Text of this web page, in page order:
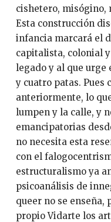
cishetero, misógino,
Esta construcción
infancia marcará el
capitalista, colonial
legado y al que urge
y cuatro patas. Pues
anteriormente, lo
lumpen y la calle, y
emancipatorias
no necesita esta
con el
estructuralismo ya
psicoanálisis de
queer no se enseña,
propio Vidarte los